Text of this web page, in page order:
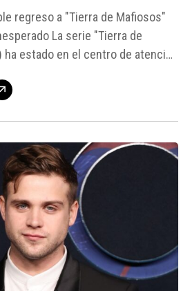
regreso a "Tierra de Mafiosos"
La serie "Tierra de
estado en el centro de atención
Sin embargo, según fuentes